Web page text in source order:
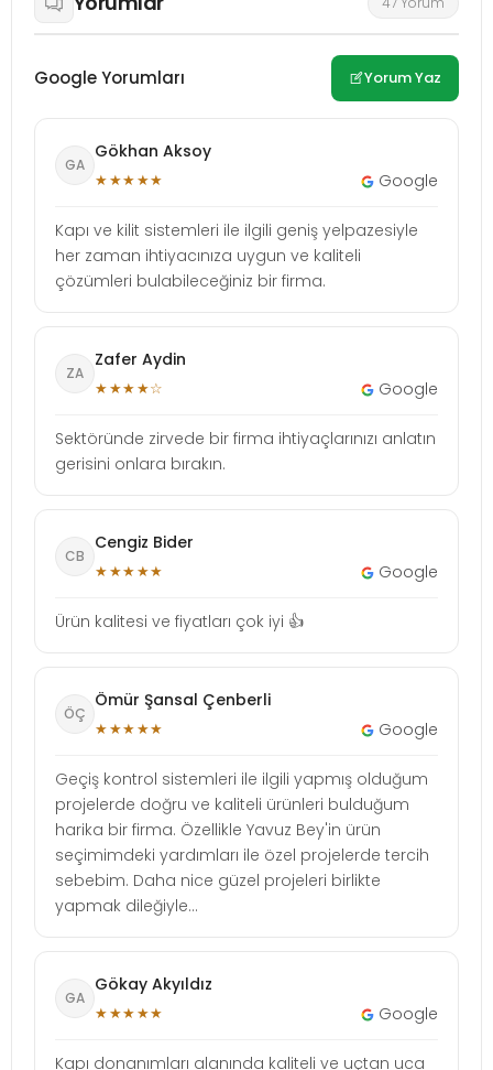
Google Yorumları Yorum Yaz
GA
Gökhan Aksoy
★★★★★ Google
Kapı ve kilit sistemleri ile ilgili geniş yelpazesiyle
her zaman ihtiyacınıza uygun ve kaliteli
çözümleri bulabileceğiniz bir firma.
ZA
Zafer Aydin
★★★★☆ Google
Sektöründe zirvede bir firma ihtiyaçlarınızı anlatın
gerisini onlara bırakın.
CB
Cengiz Bider
★★★★★ Google
Ürün kalitesi ve fiyatları çok iyi 👍
ÖÇ
Ömür Şansal Çenberli
★★★★★ Google
Geçiş kontrol sistemleri ile ilgili yapmış olduğum
projelerde doğru ve kaliteli ürünleri bulduğum
harika bir firma. Özellikle Yavuz Bey'in ürün
seçimimdeki yardımları ile özel projelerde tercih
sebebim. Daha nice güzel projeleri birlikte
yapmak dileğiyle...
GA
Gökay Akyıldız
★★★★★ Google
Kapı donanımları alanında kaliteli ve uçtan uca